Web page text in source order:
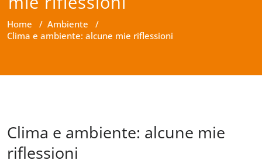
Home / Ambiente /
Clima e ambiente: alcune mie riflessioni
Clima e ambiente: alcune mie
riflessioni